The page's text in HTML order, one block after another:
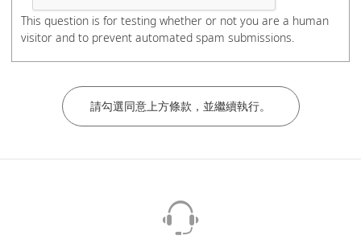
電話號碼
公司/學校名稱
This question is for testing whether or not you are a human
visitor and to prevent automated spam submissions.